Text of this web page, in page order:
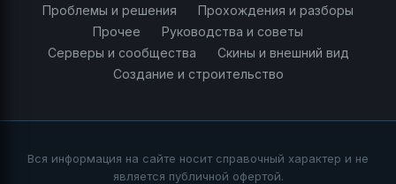
Проблемы и решения
Прохождения и разборы
Прочее
Руководства и советы
Серверы и сообщества
Скины и внешний вид
Создание и строительство
Вся информация на сайте носит справочный характер и не
является публичной офертой.